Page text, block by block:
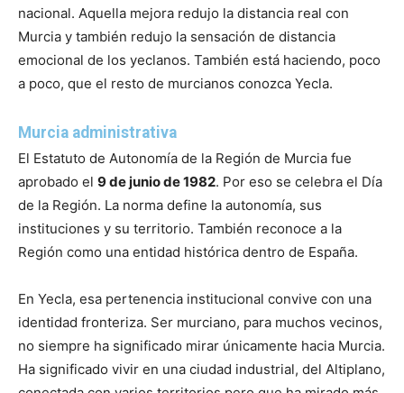
nacional. Aquella mejora redujo la distancia real con
Murcia y también redujo la sensación de distancia
emocional de los yeclanos. También está haciendo, poco
a poco, que el resto de murcianos conozca Yecla.
Murcia administrativa
El Estatuto de Autonomía de la Región de Murcia fue
aprobado el 9 de junio de 1982. Por eso se celebra el Día
de la Región. La norma define la autonomía, sus
instituciones y su territorio. También reconoce a la
Región como una entidad histórica dentro de España.
En Yecla, esa pertenencia institucional convive con una
identidad fronteriza. Ser murciano, para muchos vecinos,
no siempre ha significado mirar únicamente hacia Murcia.
Ha significado vivir en una ciudad industrial, del Altiplano,